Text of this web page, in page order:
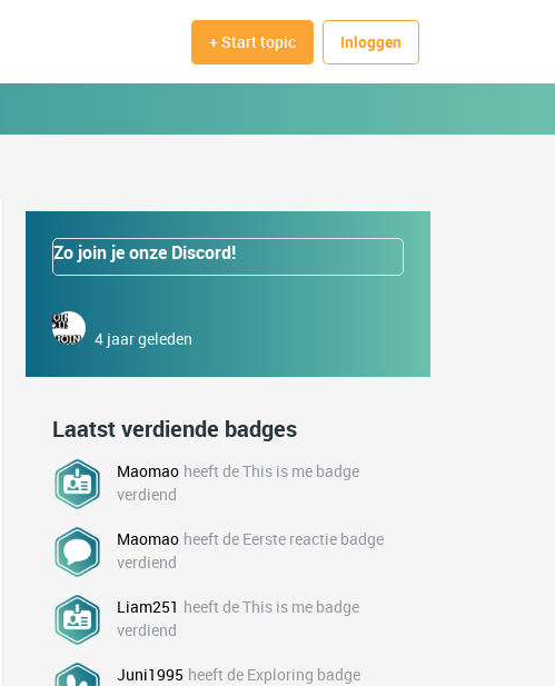
+ Start topic Inloggen
Zo join je onze Discord!
4 jaar geleden
Laatst verdiende badges
Maomao heeft de This is me badge
verdiend
Maomao heeft de Eerste reactie badge
verdiend
Liam251 heeft de This is me badge
verdiend
Juni1995 heeft de Exploring badge